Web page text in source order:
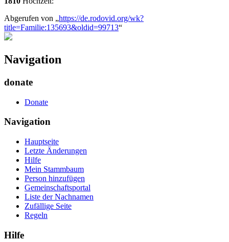
Abgerufen von „https://de.rodovid.org/wk?
title=Familie:135693&oldid=99713“
Navigation
donate
Donate
Navigation
Hauptseite
Letzte Änderungen
Hilfe
Mein Stammbaum
Person hinzufügen
Gemeinschafts­portal
Liste der Nachnamen
Zufällige Seite
Regeln
Hilfe